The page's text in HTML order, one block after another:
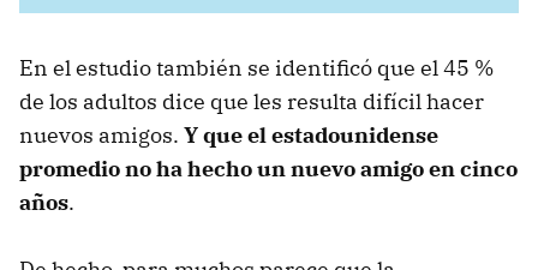
En el estudio también se identificó que el 45 %
de los adultos dice que les resulta difícil hacer
nuevos amigos. Y que el estadounidense
promedio no ha hecho un nuevo amigo en cinco
años.